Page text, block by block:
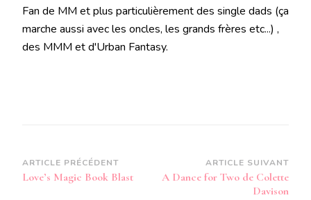
Fan de MM et plus particulièrement des single dads (ça
marche aussi avec les oncles, les grands frères etc...) ,
des MMM et d'Urban Fantasy.
Navigation
d’article
ARTICLE PRÉCÉDENT
Love’s Magic Book Blast
ARTICLE SUIVANT
A Dance for Two de Colette
Davison